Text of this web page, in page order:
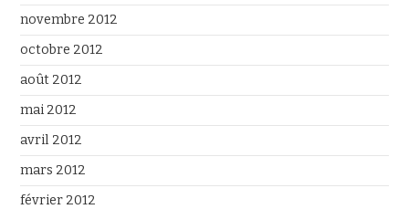
novembre 2012
octobre 2012
août 2012
mai 2012
avril 2012
mars 2012
février 2012